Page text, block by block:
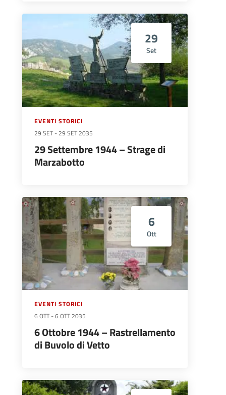
29
Set
EVENTI STORICI
29 SET -29 SET 2035
29 Settembre 1944 – Strage di
Marzabotto
6
Ott
EVENTI STORICI
6 OTT -6 OTT 2035
6 Ottobre 1944 – Rastrellamento
di Buvolo di Vetto